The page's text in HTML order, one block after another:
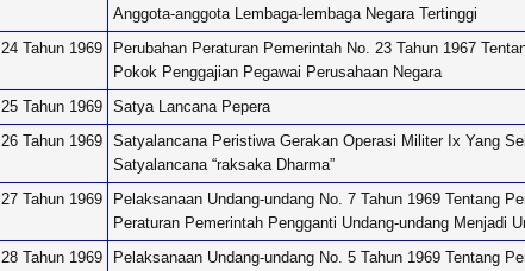
Anggota-anggota Lembaga-lembaga Negara Tertinggi
24 Tahun 1969
Perubahan Peraturan Pemerintah No. 23 Tahun 1967
Pokok Penggajian Pegawai Perusahaan Negara
25 Tahun 1969 Satya Lancana Pepera
26 Tahun 1969 Satyalancana Peristiwa Gerakan Operasi Militer Ix Yang
Satyalancana “raksaka Dharma”
27 Tahun 1969
Pelaksanaan Undang-undang No. 7 Tahun 1969 Tentang
Peraturan Pemerintah Pengganti Undang-undang Menjadi
28 Tahun 1969
Pelaksanaan Undang-undang No. 5 Tahun 1969 Tentang